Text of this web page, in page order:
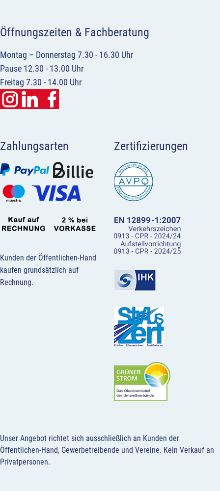
Öffnungszeiten & Fachberatung
Montag – Donnerstag 7.30 - 16.30 Uhr
Pause 12.30 - 13.00 Uhr
Freitag 7.30 - 14.00 Uhr
Zahlungsarten
Kunden der Öffentlichen-Hand
kaufen grundsätzlich auf
Rechnung.
Zertifizierungen
Unser Angebot richtet sich ausschließlich an Kunden der
Öffentlichen-Hand, Gewerbetreibende und Vereine. Kein Verkauf an
Privatpersonen.